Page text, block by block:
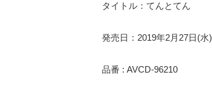
タイトル：てんとてん
発売日：2019年2月27日(水)
品番 : AVCD-96210